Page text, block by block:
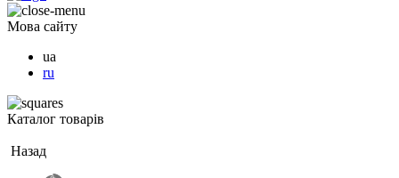
Мова сайту
ua
ru
Каталог товарів
Назад